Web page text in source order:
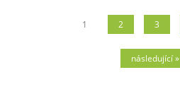
1 2 3
následující »